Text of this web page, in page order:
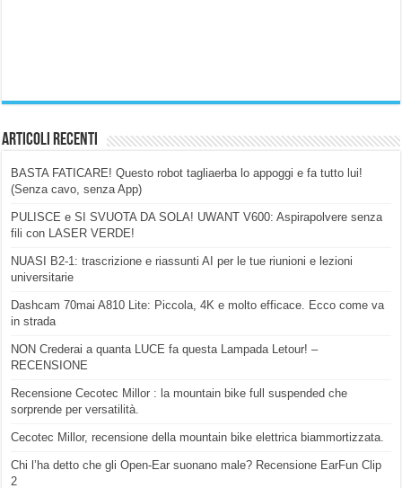
Articoli Recenti
BASTA FATICARE! Questo robot tagliaerba lo appoggi e fa tutto lui!
(Senza cavo, senza App)
PULISCE e SI SVUOTA DA SOLA! UWANT V600: Aspirapolvere senza
fili con LASER VERDE!
NUASI B2-1: trascrizione e riassunti AI per le tue riunioni e lezioni
universitarie
Dashcam 70mai A810 Lite: Piccola, 4K e molto efficace. Ecco come va
in strada
NON Crederai a quanta LUCE fa questa Lampada Letour! –
RECENSIONE
Recensione Cecotec Millor : la mountain bike full suspended che
sorprende per versatilità.
Cecotec Millor, recensione della mountain bike elettrica biammortizzata.
Chi l’ha detto che gli Open-Ear suonano male? Recensione EarFun Clip
2